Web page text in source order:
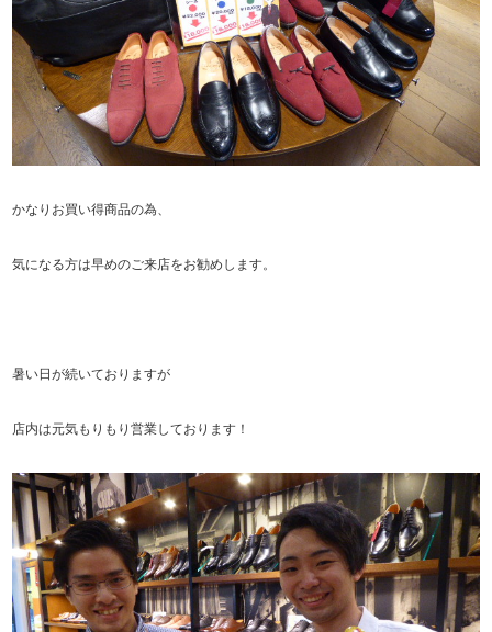
かなりお買い得商品の為、
気になる方は早めのご来店をお勧めします。
暑い日が続いておりますが
店内は元気もりもり営業しております！